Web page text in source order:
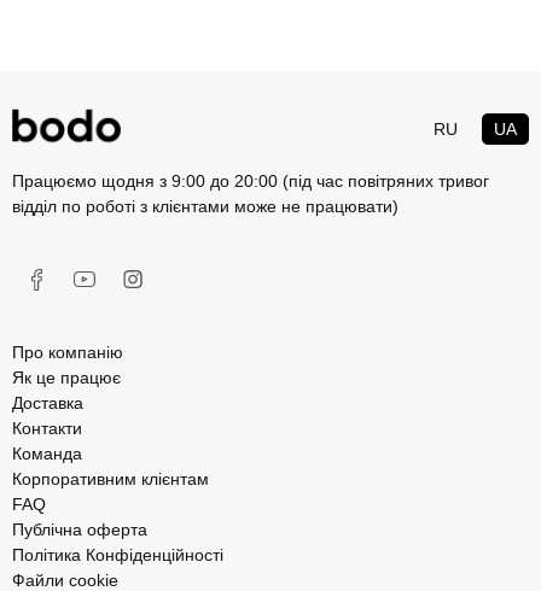
RU UA
Працюємо щодня з 9:00 до 20:00 (під час повітряних тривог
відділ по роботі з клієнтами може не працювати)
Про компанію
Як це працює
Доставка
Контакти
Команда
Корпоративним клієнтам
FAQ
Публічна оферта
Політика Конфіденційності
Файли cookie